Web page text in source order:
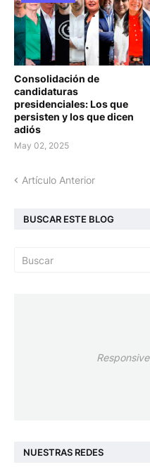
Consolidación de
candidaturas
presidenciales: Los que
persisten y los que dicen
adiós
May 02, 2025
Artículo Anterior
BUSCAR ESTE BLOG
NUESTRAS REDES